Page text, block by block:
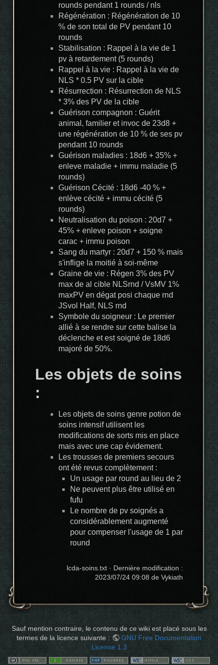
rounds pendant 1 rounds / nls
Régénération : Régénération de 10
% de son total de PV pendant 10
rounds
Stabilisation : Rappel à la vie de 1
pv à retardement (5 rounds)
Rappel à la vie : Rappel à la vie de
NLS * 0.5 PV sur la cible
Résurrection : Résurrection de NLS
* 3% des PV de la cible
Guérison compagnon : Guérit
animal, familier et invoc de 23d8 +
une régénération de 10 % de ses pv
pendant 10 rounds
Guérison maladies : 18d6 + 35% +
enleve maladie + immu maladie (5
rounds)
Guérison Cécité : 18d6 -40 % +
enlève cécité + immu cécité (5
rounds)
Neutralisation du poison : 20d7 +
45% + enleve poison + soigne
carac + immu poison
Sang du martyr : 20d7 + 150 % mais
s'inflige la moitié à soi-même
Graine de vie : Régen 3% des PV
max de al cible NLSrnd / VsMV 1%
maxPV en dégat posi chaque rnd
JSvol Half, NLS rnd
Symbole du soigneur : Le premier
allié à se rendre sur cette balise la
déclenche et est soigné de 18d6
majoré de 50%.
Les objets de soins
:
Les objets de soins genre potion de
soins intensif utilisent les
modifications de sorts mis en place
mais avec une cap évidement.
Les trousses de premiers secours
ont été revus complètement :
Un usage par round au lieu de 2
Ne peuvent plus être utilisé en
fufu
Le nombre de pv soignés a
considérablement augmenté
pour compenser l'usage de 1 par
round
lcda-soins.txt · Dernière modification :
2023/07/24 09:08 de Vykiath
Sauf mention contraire, le contenu de ce wiki est placé sous les
termes de la licence suivante :
GNU Free Documentation
License 1.3